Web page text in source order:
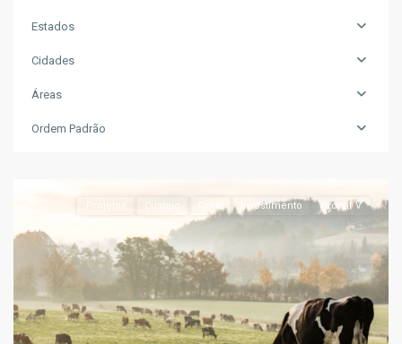
Estados
Cidades
Áreas
Ordem Padrão
Nossa
Projetos Custeio Investimento Pronaf V